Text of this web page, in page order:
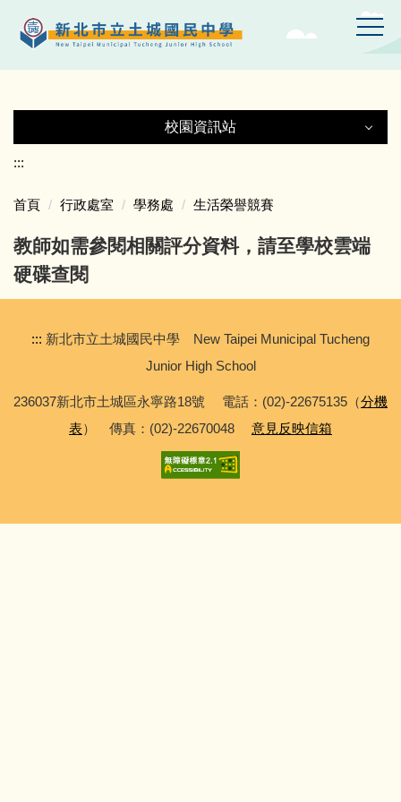
到
要
容
校園資訊站
土中YT頻道
教師及班級課表
:::
首頁 行政處室 學務處 生活榮譽競賽
教師如需參閱相關評分資料，請至學校雲端
硬碟查閱
::: 新北市立土城國民中學 New Taipei Municipal Tucheng
Junior High School
236037新北市土城區永寧路18號 電話：(02)-22675135（分機
表） 傳真：(02)-22670048 意見反映信箱